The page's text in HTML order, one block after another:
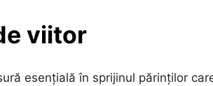
viitor
esențială în sprijinul părinților